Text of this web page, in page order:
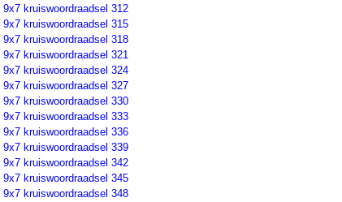
9x7 kruiswoordraadsel 312
9x7 kruiswoordraadsel 315
9x7 kruiswoordraadsel 318
9x7 kruiswoordraadsel 321
9x7 kruiswoordraadsel 324
9x7 kruiswoordraadsel 327
9x7 kruiswoordraadsel 330
9x7 kruiswoordraadsel 333
9x7 kruiswoordraadsel 336
9x7 kruiswoordraadsel 339
9x7 kruiswoordraadsel 342
9x7 kruiswoordraadsel 345
9x7 kruiswoordraadsel 348